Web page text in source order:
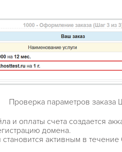
Проверка параметров заказа
и оплаты счета создается
домена.
активным в течение